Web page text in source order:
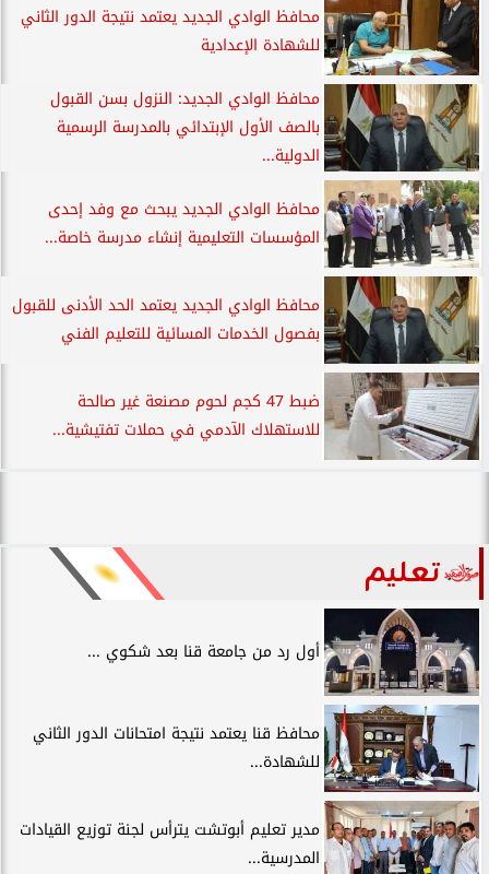
محافظ الوادي الجديد يعتمد نتيجة الدور الثاني
للشهادة الإعدادية
محافظ الوادي الجديد: النزول بسن القبول
بالصف الأول الإبتدائي بالمدرسة الرسمية
الدولية...
محافظ الوادي الجديد يبحث مع وفد إحدى
المؤسسات التعليمية إنشاء مدرسة خاصة...
محافظ الوادي الجديد يعتمد الحد الأدنى للقبول
بفصول الخدمات المسائية للتعليم الفني
ضبط 47 كجم لحوم مصنعة غير صالحة
للاستهلاك الآدمي في حملات تفتيشية...
تعليم
أول رد من جامعة قنا بعد شكوي ...
محافظ قنا يعتمد نتيجة امتحانات الدور الثاني
للشهادة...
مدير تعليم أبوتشت يترأس لجنة توزيع القيادات
المدرسية...